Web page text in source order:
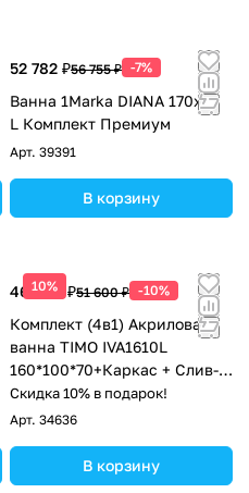
52 782 ₽56 755 ₽ -7%
Ванна 1Marka DIANA 170x90
L Комплект Премиум
Арт. 39391
В корзину
10%
46 440 ₽51 600 ₽ -10%
Комплект (4в1) Акриловая
ванна TIMO IVA1610L
160*100*70+Каркас + Слив-
перелив+Фронтальная
панель
Скидка 10% в подарок!
Арт. 34636
В корзину